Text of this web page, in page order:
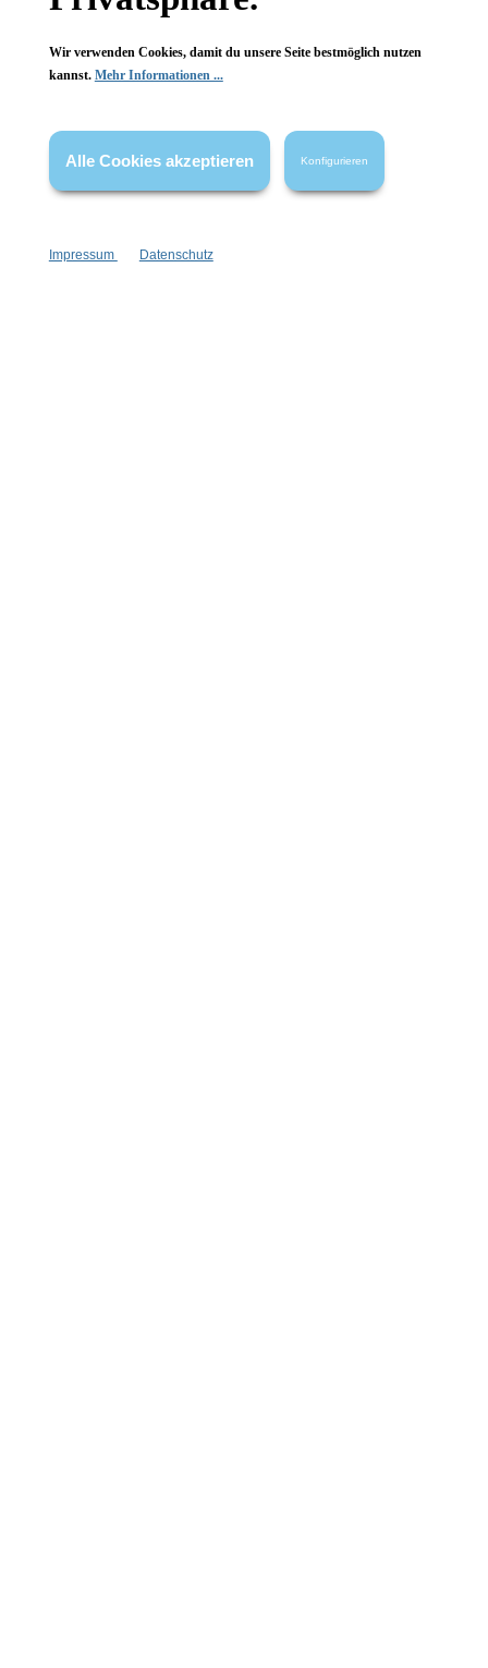
Wir verwenden Cookies, damit du unsere Seite bestmöglich nutzen
kannst. Mehr Informationen ...
Alle Cookies akzeptieren Konfigurieren
Impressum Datenschutz